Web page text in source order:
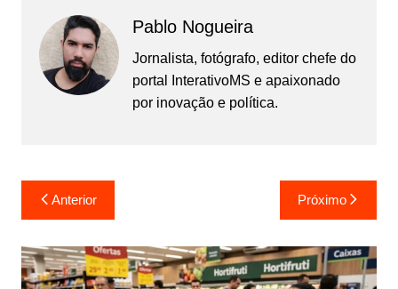
Pablo Nogueira
Jornalista, fotógrafo, editor chefe do
portal InterativoMS e apaixonado
por inovação e política.
Navegação
de
Post
Anterior Próximo